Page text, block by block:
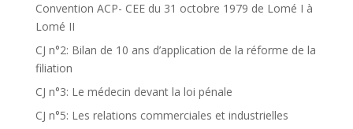
Convention ACP- CEE du 31 octobre 1979 de Lomé I à
Lomé II
CJ n°2: Bilan de 10 ans d’application de la réforme de la
filiation
CJ n°3: Le médecin devant la loi pénale
CJ n°5: Les relations commerciales et industrielles